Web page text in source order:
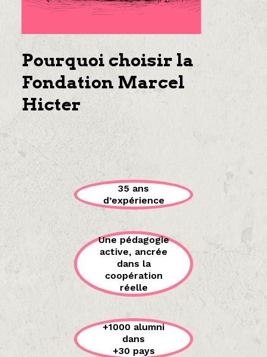
Pourquoi choisir la
Fondation Marcel
Hicter
35 ans
d’expérience
Une pédagogie
active, ancrée
dans la
coopération
réelle
+1000 alumni
dans
+30 pays